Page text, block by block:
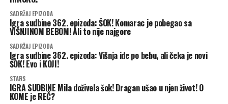
SADRŽAJ EPIZODA
Igra sudbine 362. epizoda: ŠOK! Komarac je pobegao sa
VIŠNJINOM BEBOM! Ali to nije najgore
SADRŽAJ EPIZODA
Igra sudbine 362. epizoda: Višnja ide po bebu, ali čeka je novi
ŠOK! Evo i KOJI!
STARS
IGRA SUDBINE Mila doživela šok! Dragan ušao u njen život! O
KOME je REČ?